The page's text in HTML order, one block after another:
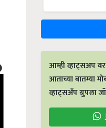
आम्ही व्हाट्सअप
आताच्या बातम्या
व्हाट्सअँप ग्रुपला